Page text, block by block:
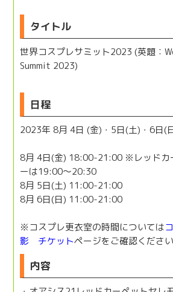
タイトル
世界コスプレサミット2023 (英題：
Summit 2023)
日程
2023年 8月 4日 (金)・5日(土)・6日(
8月 4日(金) 18:00-21:00 ※レッドカ
ーは19:00〜20:30
8月 5日(土) 11:00-21:00
8月 6日(日) 11:00-21:00
※コスプレ更衣室の時間については
影 チケットページをご確認ください
内容